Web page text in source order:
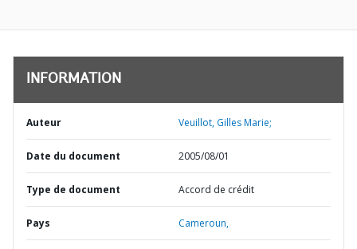
INFORMATION
Auteur Veuillot, Gilles Marie;
Date du document 2005/08/01
Type de document Accord de crédit
Pays Cameroun,